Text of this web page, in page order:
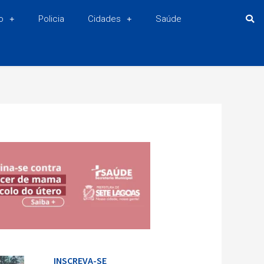
Policia Cidades Saúde
INSCREVA-SE